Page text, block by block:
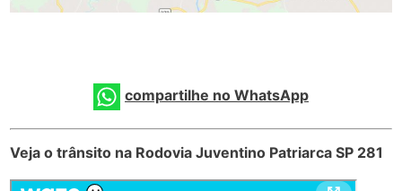
compartilhe no WhatsApp
Veja o trânsito na Rodovia Juventino Patriarca SP 281